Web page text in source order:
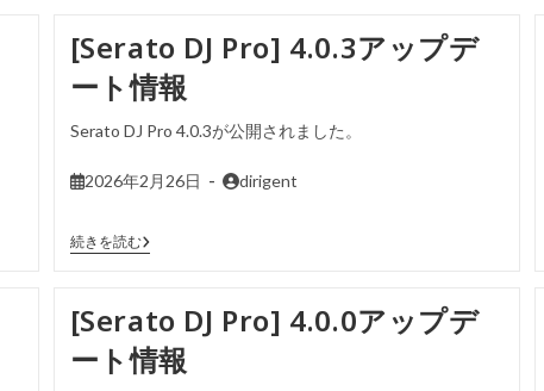
[Serato DJ Pro] 4.0.3アップデ
ート情報
Serato DJ Pro 4.0.3が公開されました。
2026年2月26日 dirigent
続きを読む
[Serato DJ Pro] 4.0.0アップデ
ート情報